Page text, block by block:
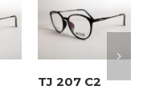
TJ 207 C2